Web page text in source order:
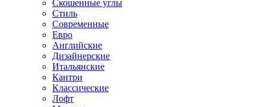
Скошенные углы
Стиль
Современные
Евро
Английские
Дизайнерские
Итальянские
Кантри
Классические
Лофт